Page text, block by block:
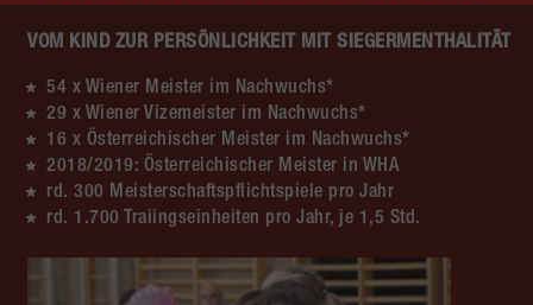
VOM KIND ZUR PERSÖNLICHKEIT MIT SIEGERMENTHALITÄT
54 x Wiener Meister im Nachwuchs*
29 x Wiener Vizemeister im Nachwuchs*
16 x Österreichischer Meister im Nachwuchs*
2018/2019: Österreichischer Meister in WHA
rd. 300 Meisterschaftspflichtspiele pro Jahr
rd. 1.700 Traiingseinheiten pro Jahr, je 1,5 Std.